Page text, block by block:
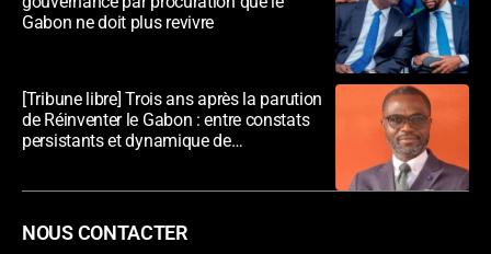
Gabon ne doit plus revivre
[Tribune libre] Trois ans après la parution
de Réinventer le Gabon : entre constats
persistants et dynamique de
NOUS CONTACTER